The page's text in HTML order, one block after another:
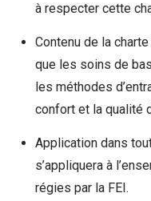
à respecter cette
Contenu de la
que les soins de
les méthodes
confort et la qualité
Application dans
s’appliquera à
régies par la FEI.